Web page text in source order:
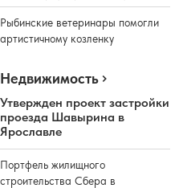
Рыбинские ветеринары помогли
артистичному козленку
Недвижимость
Утвержден проект застройки
проезда Шавырина в
Ярославле
Портфель жилищного
строительства Сбера в